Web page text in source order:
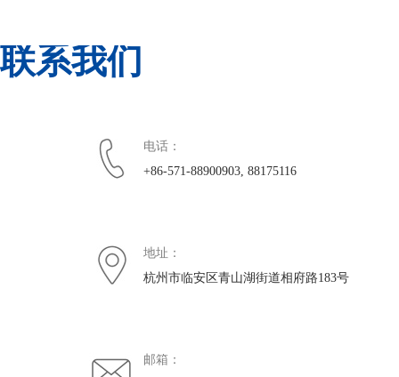
联系我们
电话：
+86-571-88900903, 88175116
地址：
杭州市临安区青山湖街道相府路183号
邮箱：